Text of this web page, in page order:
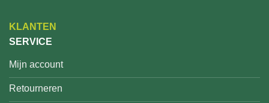
KLANTEN
SERVICE
Mijn account
Retourneren